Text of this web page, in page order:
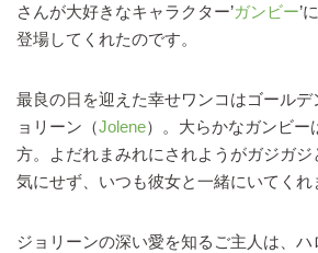
さんが大好きなキャラクター’ガンビー’
登場してくれたのです。
最良の日を迎えた幸せワンコはゴール
ョリーン（Jolene）。大らかなガンビー
方。よだれまみれにされようがガジガ
気にせず、いつも彼女と一緒にいてくれ
ジョリーンの深い愛を知るご主人は、